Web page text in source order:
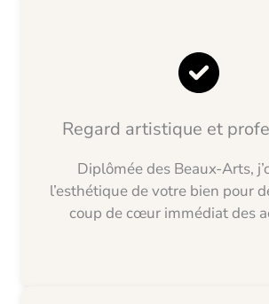
Regard artistique et
Diplômée des Beaux-Arts,
l’esthétique de votre bien pour
coup de cœur immédiat des